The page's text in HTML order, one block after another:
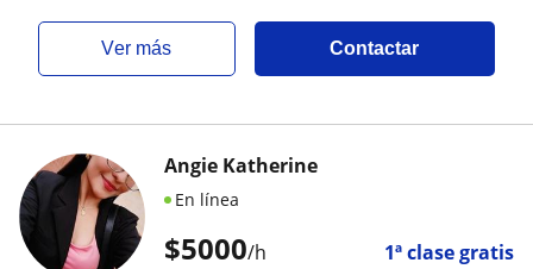
ver más Contactar
$5000/h 1ª clase gratis
Angie Katherine
En línea